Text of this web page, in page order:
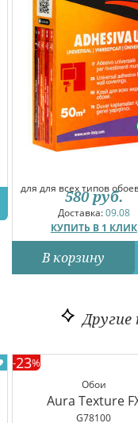
для для всех типов
Доставка:09.08
КУПИТЬ В 1 КЛИК
580 руб.
В корзину
Обои
Aura Texture
G78100
-23%